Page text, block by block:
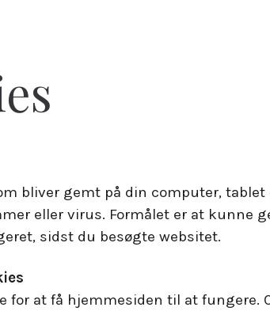
bliver gemt på din computer,
eller virus. Formålet er at kunne
sidst du besøgte websitet.
for at få hjemmesiden til at